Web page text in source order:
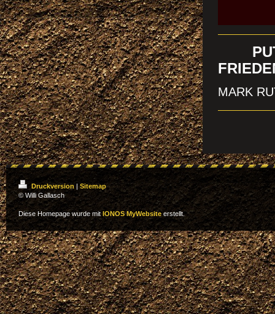
MARK
Druckversion | Sitemap
© Willi Gallasch
Diese Homepage wurde mitIONOS MyWebsiteerstellt.